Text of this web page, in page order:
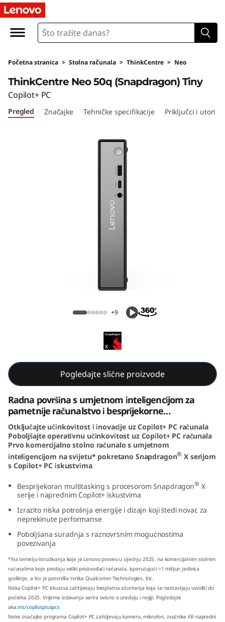
T
h
n
k
C
S
n
a
p
d
a
g
o
n
Početna stranica > Stolna računala > ThinkCentre > Neo
ThinkCentre Neo 50q (Snapdragon) Tiny
Copilot+ PC
Pregled Značajke Tehničke specifikacije Priključci i utori
+9
Pogledajte slične proizvode
Radna površina s umjetnom inteligencijom za
pametnije računalstvo i besprijekorne
performanse
Otključajte učinkovitost i inovacije uz Copilot+ PC računala
Poboljšajte operativnu učinkovitost uz Copilot+ PC računala
Prvo komercijalno stolno računalo s umjetnom
inteligencijom na svijetu* pokretano Snapdragon® X serijom
s Copilot+ PC iskustvima
Besprijekoran multitasking s procesorom Snapdragon® X
serije i naprednim Copilot+ iskustvima
Izrazito niska potrošnja energije i dizajn koji štedi novac za
neprekinute performanse
Poboljšana suradnja s raznovrsnim mogućnostima
povezivanja
*Na temelju istraživanja koje je Lenovo proveo u siječnju 2025. na komercijalnim stolnim
računalima koje prodaju veliki proizvođači računala, isporučujući >1 milijun jedinica
godišnje, a što je potvrdila tvrtka Qualcomm Technologies, Inc.
Neka Copilot+ PC iskustva zahtijevaju besplatna ažuriranja koja se nastavljaju uvoditi do
početka 2025. Vrijeme izdavanja varira ovisno o uređaju i regiji. Pogledajte
aka.ms/copilotpluspcs
Neke značajke programa Copilot+ PC zahtijevaju kameru, mikrofon, zvučnike i/ili napredni